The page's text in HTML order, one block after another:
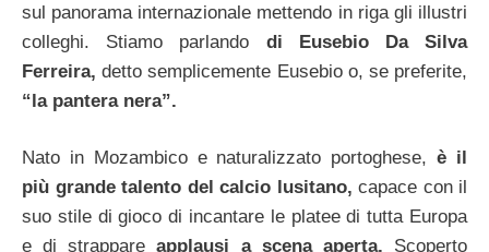
sul panorama internazionale mettendo in riga gli illustri
colleghi. Stiamo parlando di Eusebio Da Silva
Ferreira, detto semplicemente Eusebio o, se preferite,
“la pantera nera”.
Nato in Mozambico e naturalizzato portoghese,è il
più grande talento del calcio lusitano, capace con il
suo stile di gioco di incantare le platee di tutta Europa
e di strappareapplausi a scena aperta. Scoperto